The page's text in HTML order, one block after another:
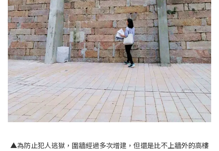
▲為防止犯人逃獄，圍牆經過多次增建，但還是比不上牆外的高樓